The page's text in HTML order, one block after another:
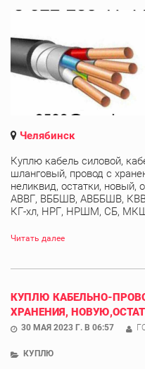
Челябинск
Куплю кабель силовой,
шланговый, провод с
неликвид, остатки,
АВВГ, ВББШВ, АВББШВ,
КГ-хл, НРГ, НРШМ, СБ,
Читать далее
КУПЛЮ КАБЕЛЬНО-
ХРАНЕНИЯ,
30 МАЯ 2023 Г. В 06:57
КУПЛЮ